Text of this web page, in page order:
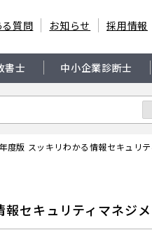
質問 お知らせ 採用情報
書士 中小企業診断士
度版 スッキリわかる情報セキュリ
報セキュリティマネジ